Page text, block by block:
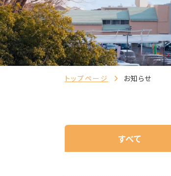
トップページ お知らせ
すべて